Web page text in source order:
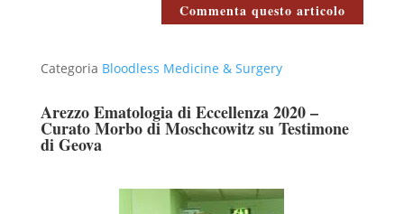
Commenta questo articolo
Categoria Bloodless Medicine & Surgery
Arezzo Ematologia di Eccellenza 2020 –
Curato Morbo di Moschcowitz su Testimone
di Geova